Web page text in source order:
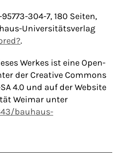
304-7, 180 Seiten,
Universitätsverlag
.
Werkes ist eine Open-
der Creative Commons
4.0 und auf der Website
Weimar unter
bauhaus-